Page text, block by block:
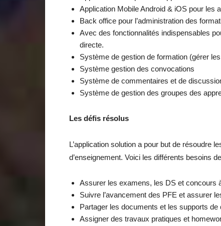
Application Mobile Android & iOS pour les
Back office pour l’administration des
Avec des fonctionnalités indispensables
directe.
Système de gestion de formation (gérer
Système gestion des convocations
Système de commentaires et de
Système de gestion des groupes des
Les défis résolus
L’application solution a pour but de résoudre
d’enseignement. Voici les différents besoins
Assurer les examens, les DS et concours
Suivre l’avancement des PFE et assurer
Partager les documents et les supports de
Assigner des travaux pratiques et